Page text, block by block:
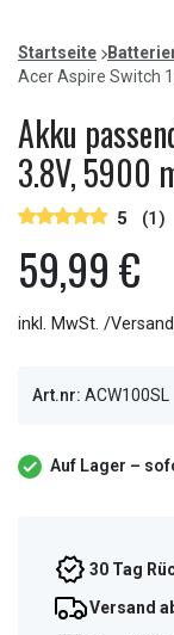
of
1
Startseite
Acer Aspire Switch
Akku
3.8V, 5900
5 (1)
59,99 €
inkl. MwSt. /Versand
Art.nr: ACW100SL
Auf Lager –
30 Tag
Versand